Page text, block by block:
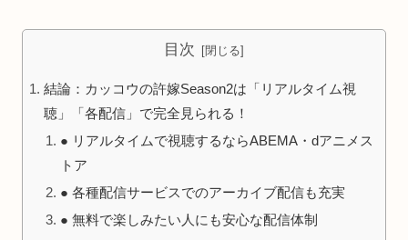
目次
結論：カッコウの許嫁Season2は「リアルタイム視
聴」「各配信」で完全見られる！
● リアルタイムで視聴するならABEMA・dアニメス
トア
● 各種配信サービスでのアーカイブ配信も充実
● 無料で楽しみたい人にも安心な配信体制